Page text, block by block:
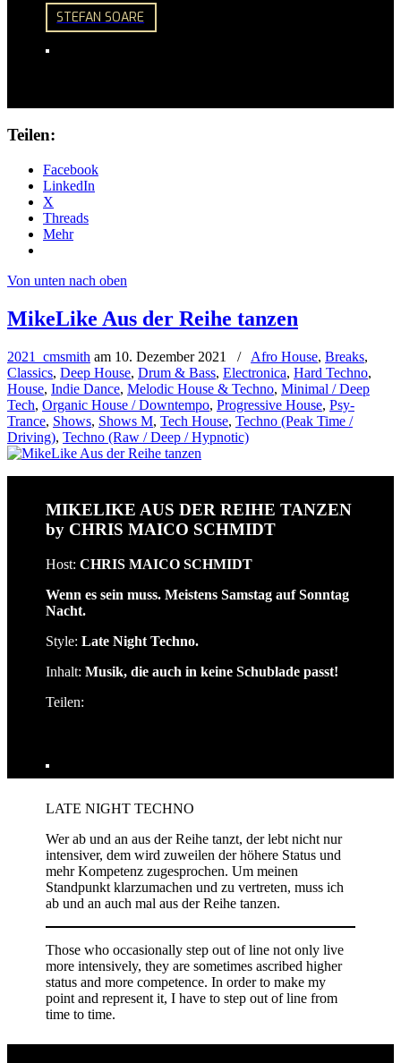
STEFAN SOARE
Teilen:
Facebook
LinkedIn
X
Threads
Mehr
Von unten nach oben
MikeLike Aus der Reihe tanzen
2021_cmsmith am 10. Dezember 2021 / Afro House, Breaks,
Classics, Deep House, Drum & Bass, Electronica, Hard Techno,
House, Indie Dance, Melodic House & Techno, Minimal / Deep
Tech, Organic House / Downtempo, Progressive House, Psy-
Trance, Shows, Shows M, Tech House, Techno (Peak Time /
Driving), Techno (Raw / Deep / Hypnotic)
MIKELIKE AUS DER REIHE TANZEN
by CHRIS MAICO SCHMIDT
Host:CHRIS MAICO SCHMIDT
Wenn es sein muss. Meistens Samstag auf Sonntag
Nacht.
Style:Late Night Techno.
Inhalt:Musik, die auch in keine Schublade passt!
Teilen:
LATE NIGHT TECHNO
Wer ab und an aus der Reihe tanzt, der lebt nicht nur
intensiver, dem wird zuweilen der höhere Status und
mehr Kompetenz zugesprochen. Um meinen
Standpunkt klarzumachen und zu vertreten, muss ich
ab und an auch mal aus der Reihe tanzen.
Those who occasionally step out of line not only live
more intensively, they are sometimes ascribed higher
status and more competence. In order to make my
point and represent it, I have to step out of line from
time to time.